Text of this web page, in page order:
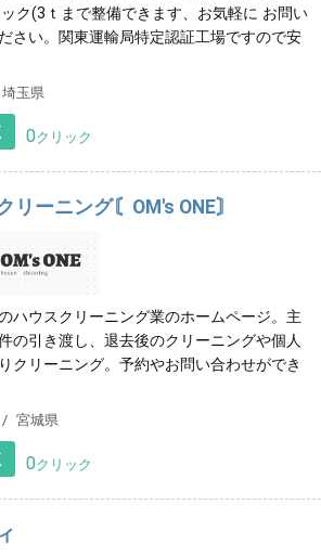
ック(3ｔまで整備できます、お気軽に お問い
さい。関東運輸局特定認証工場ですので安
埼玉県
0クリック
リーニング〘OM's ONE〙
ハウスクリーニング業のホームページ。主
の引き渡し、退去後のクリーニングや個人
クリーニング。予約やお問い合わせができ
宮城県
0クリック